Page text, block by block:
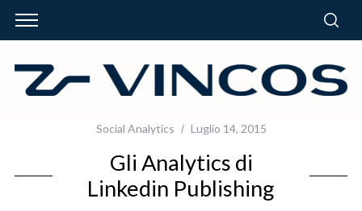
Social Analytics Luglio 14, 2015
Gli Analytics di
Linkedin Publishing